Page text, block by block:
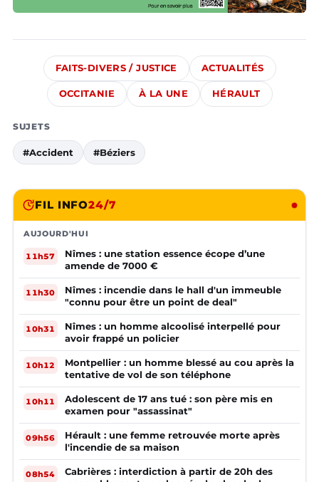
FAITS-DIVERS / JUSTICE ACTUALITÉS
OCCITANIE À LA UNE HÉRAULT
SUJETS
#Accident #Béziers
FIL INFO24/7
AUJOURD'HUI
11h57
Nîmes : une station essence écope d’une
amende de 7000 €
11h30
Nîmes : incendie dans le hall d'un immeuble
"connu pour être un point de deal"
10h31
Nîmes : un homme alcoolisé interpellé pour
avoir frappé un policier
10h12
Montpellier : un homme blessé au cou après la
tentative de vol de son téléphone
10h11
Adolescent de 17 ans tué : son père mis en
examen pour "assassinat"
09h56
Hérault : une femme retrouvée morte après
l'incendie de sa maison
08h54
Cabrières : interdiction à partir de 20h des